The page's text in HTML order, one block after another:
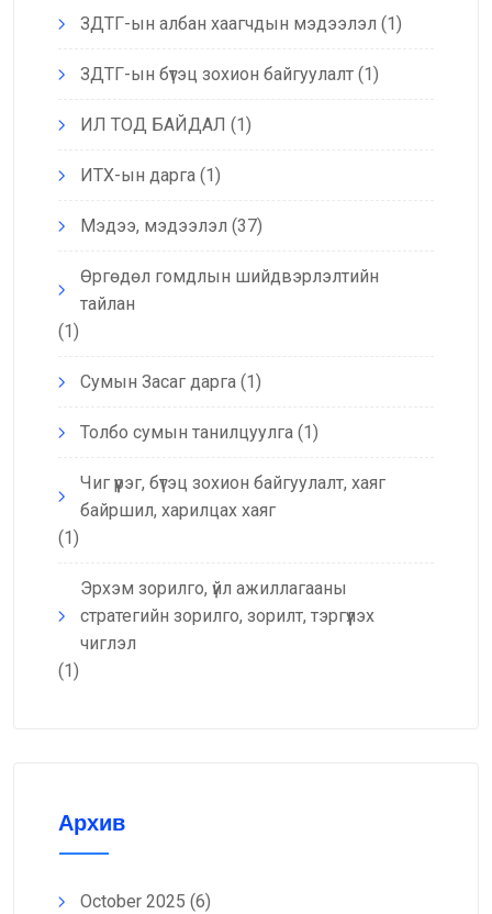
ЗДТГ-ын албан хаагчдын мэдээлэл (1)
ЗДТГ-ын бүтэц зохион байгуулалт (1)
ИЛ ТОД БАЙДАЛ (1)
ИТХ-ын дарга (1)
Мэдээ, мэдээлэл (37)
Өргөдөл гомдлын шийдвэрлэлтийн
тайлан
(1)
Сумын Засаг дарга (1)
Толбо сумын танилцуулга (1)
Чиг үүрэг, бүтэц зохион байгуулалт, хаяг
байршил, харилцах хаяг
(1)
Эрхэм зорилго, үйл ажиллагааны
стратегийн зорилго, зорилт, тэргүүлэх
чиглэл
(1)
Архив
October 2025 (6)